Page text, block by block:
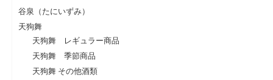
谷泉（たにいずみ）
天狗舞
天狗舞 レギュラー商品
天狗舞 季節商品
天狗舞 その他酒類